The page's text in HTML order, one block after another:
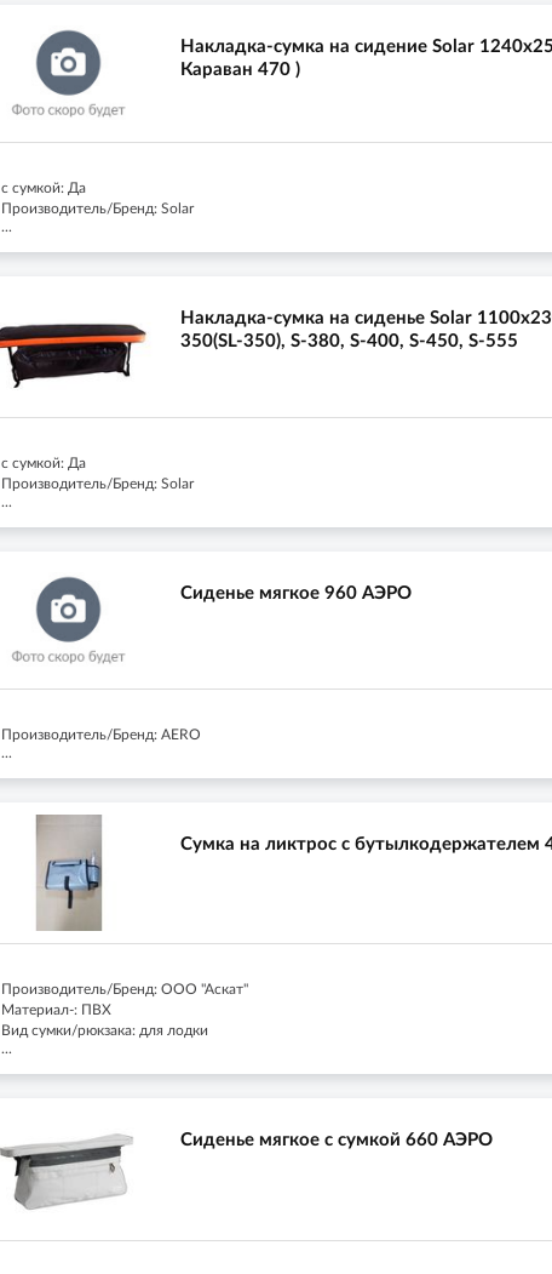
Накладка-сумка на сидение Solar
Караван 470 )
с сумкой: Да
Производитель/Бренд: Solar
...
Накладка-сумка на сиденье Solar
350(SL-350), S-380, S-400, S-450, S-555
с сумкой: Да
Производитель/Бренд: Solar
...
Сиденье мягкое 960 АЭРО
Производитель/Бренд: AERO
...
Сумка на ликтрос с бутылкодержателем
Производитель/Бренд: ООО "Аскат"
Материал-: ПВХ
Вид сумки/рюкзака: для лодки
...
Сиденье мягкое с сумкой 660 АЭРО